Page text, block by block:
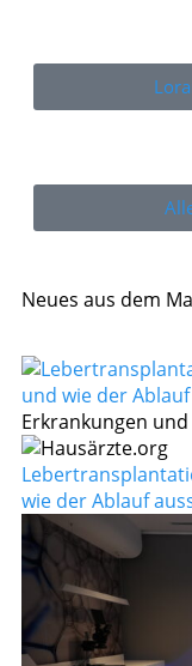
Neues aus dem
Erkrankungen
wie der Ablauf